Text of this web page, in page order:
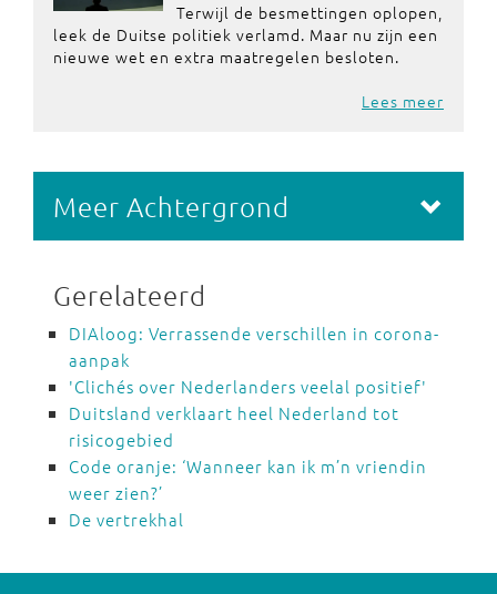
Terwijl de besmettingen oplopen,
leek de Duitse politiek verlamd. Maar nu zijn een
nieuwe wet en extra maatregelen besloten.
Lees meer
Meer Achtergrond
Gerelateerd
DIAloog: Verrassende verschillen in corona-
aanpak
'Clichés over Nederlanders veelal positief'
Duitsland verklaart heel Nederland tot
risicogebied
Code oranje: ‘Wanneer kan ik m’n vriendin
weer zien?’
De vertrekhal